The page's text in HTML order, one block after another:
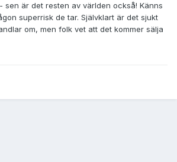
sen är det resten av världen också! Känns
superrisk de tar. Självklart är det sjukt
om, men folk vet att det kommer sälja